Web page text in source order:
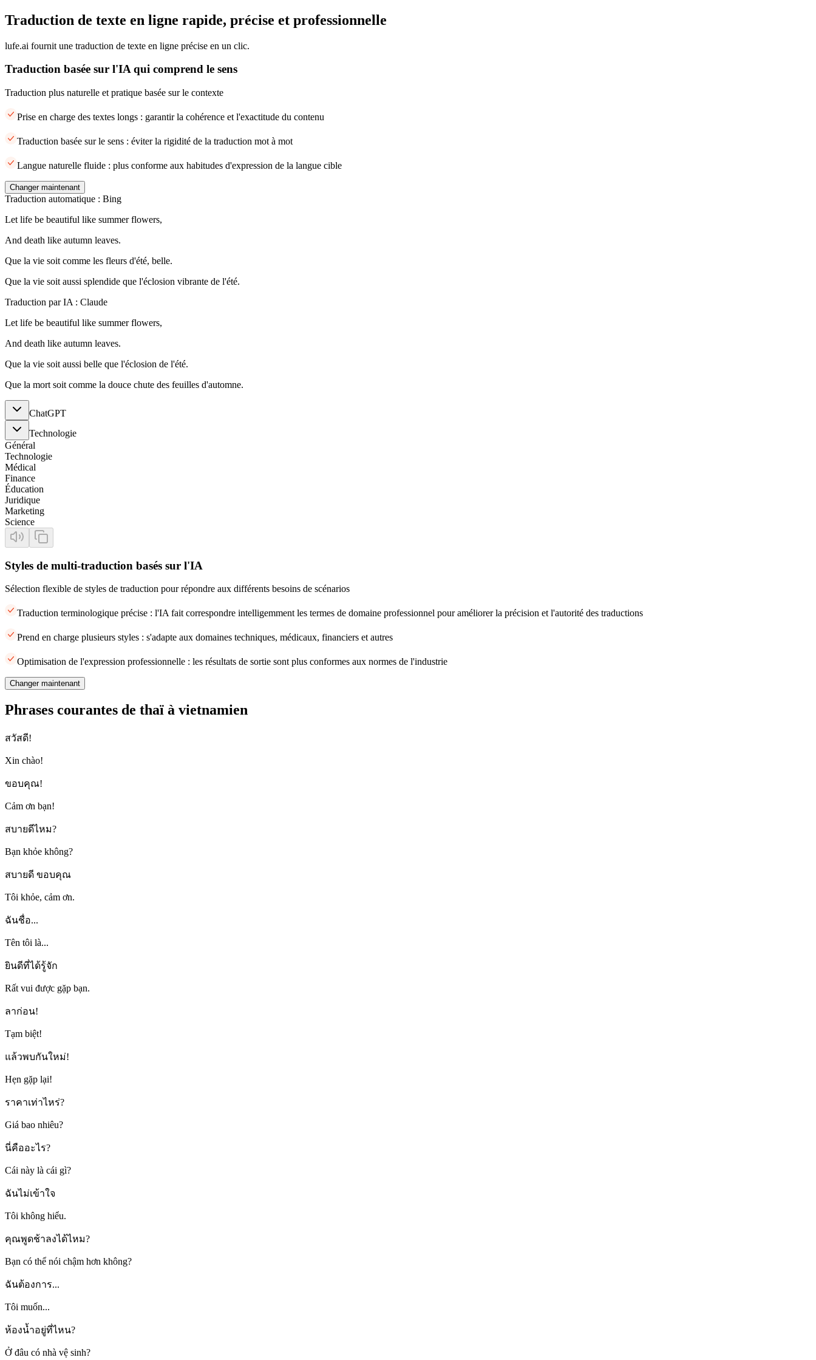
Traduction de texte en ligne rapide, précise et professionnelle
lufe.ai fournit une traduction de texte en ligne précise en un clic.
Traduction basée sur l'IA qui comprend le sens
Traduction plus naturelle et pratique basée sur le contexte
Prise en charge des textes longs : garantir la cohérence et l'exactitude du contenu
Traduction basée sur le sens : éviter la rigidité de la traduction mot à mot
Langue naturelle fluide : plus conforme aux habitudes d'expression de la langue cible
Changer maintenant
Traduction automatique : Bing
Let life be beautiful like summer flowers,
And death like autumn leaves.
Que la vie soit comme les fleurs d'été, belle.
Que la vie soit aussi splendide que l'éclosion vibrante de l'été.
Traduction par IA : Claude
Let life be beautiful like summer flowers,
And death like autumn leaves.
Que la vie soit aussi belle que l'éclosion de l'été.
Que la mort soit comme la douce chute des feuilles d'automne.
ChatGPT
Technologie
Général
Technologie
Médical
Finance
Éducation
Juridique
Marketing
Science
Styles de multi-traduction basés sur l'IA
Sélection flexible de styles de traduction pour répondre aux différents besoins de scénarios
Traduction terminologique précise : l'IA fait correspondre intelligemment les termes de domaine professionnel pour améliorer la précision et l'autorité des traductions
Prend en charge plusieurs styles : s'adapte aux domaines techniques, médicaux, financiers et autres
Optimisation de l'expression professionnelle : les résultats de sortie sont plus conformes aux normes de l'industrie
Changer maintenant
Phrases courantes de thaï à vietnamien
สวัสดี!
Xin chào!
ขอบคุณ!
Cảm ơn bạn!
สบายดีไหม?
Bạn khỏe không?
สบายดี ขอบคุณ
Tôi khỏe, cảm ơn.
ฉันชื่อ...
Tên tôi là...
ยินดีที่ได้รู้จัก
Rất vui được gặp bạn.
ลาก่อน!
Tạm biệt!
แล้วพบกันใหม่!
Hẹn gặp lại!
ราคาเท่าไหร่?
Giá bao nhiêu?
นี่คืออะไร?
Cái này là cái gì?
ฉันไม่เข้าใจ
Tôi không hiểu.
คุณพูดช้าลงได้ไหม?
Bạn có thể nói chậm hơn không?
ฉันต้องการ...
Tôi muốn...
ห้องน้ำอยู่ที่ไหน?
Ở đâu có nhà vệ sinh?